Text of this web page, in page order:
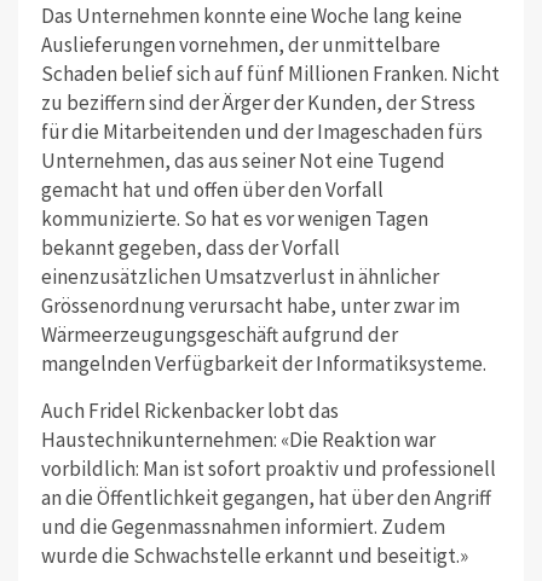
Das Unternehmen konnte eine Woche lang keine
Auslieferungen vornehmen, der unmittelbare
Schaden belief sich auf fünf Millionen Franken. Nicht
zu beziffern sind der Ärger der Kunden, der Stress
für die Mitarbeitenden und der Imageschaden fürs
Unternehmen, das aus seiner Not eine Tugend
gemacht hat und offen über den Vorfall
kommunizierte. So hat es vor wenigen Tagen
bekannt gegeben, dass der Vorfall
einenzusätzlichen Umsatzverlust in ähnlicher
Grössenordnung verursacht habe, unter zwar im
Wärmeerzeugungsgeschäft aufgrund der
mangelnden Verfügbarkeit der Informatiksysteme.
Auch Fridel Rickenbacker lobt das
Haustechnikunternehmen: «Die Reaktion war
vorbildlich: Man ist sofort proaktiv und professionell
an die Öffentlichkeit gegangen, hat über den Angriff
und die Gegenmassnahmen informiert. Zudem
wurde die Schwachstelle erkannt und beseitigt.»